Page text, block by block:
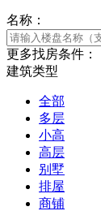
名称：
更多找房条件：
建筑类型
全部
多层
小高
高层
别墅
排屋
商铺